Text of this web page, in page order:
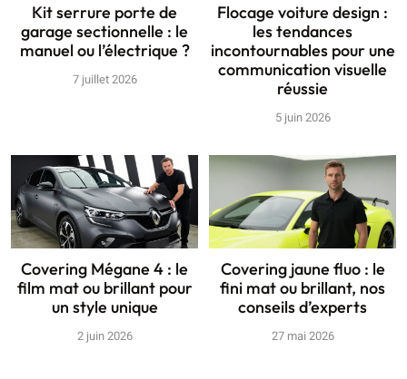
Kit serrure porte de
garage sectionnelle : le
manuel ou l’électrique ?
7 juillet 2026
Flocage voiture design :
les tendances
incontournables pour une
communication visuelle
réussie
5 juin 2026
Covering Mégane 4 : le
film mat ou brillant pour
un style unique
2 juin 2026
Covering jaune fluo : le
fini mat ou brillant, nos
conseils d’experts
27 mai 2026